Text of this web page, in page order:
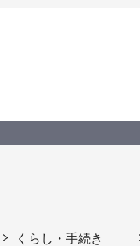
くらし・手続き